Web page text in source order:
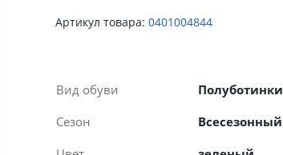
Артикул товара: 0401004844
Вид обуви
Полуботинки
Сезон
Всесезонный